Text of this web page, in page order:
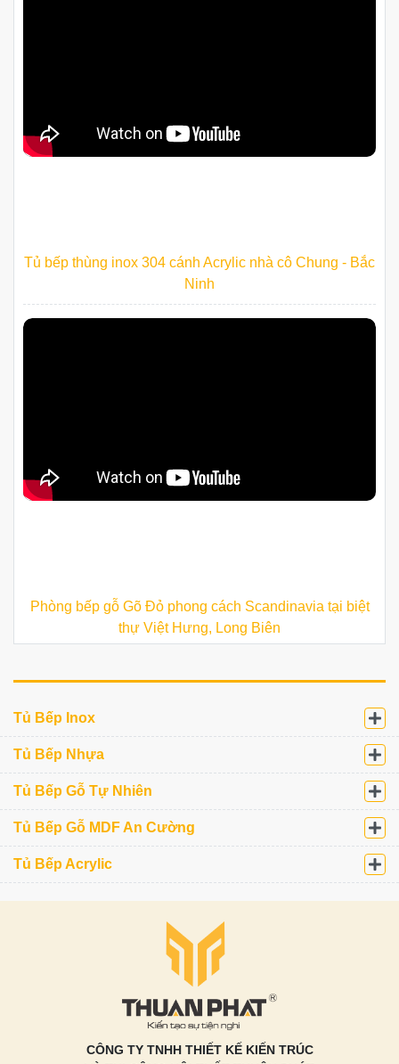
Tủ bếp thùng inox 304 cánh Acrylic nhà cô Chung - Bắc
Ninh
Phòng bếp gỗ Gõ Đỏ phong cách Scandinavia tại biệt
thự Việt Hưng, Long Biên
Tủ Bếp Inox
Tủ Bếp Nhựa
Tủ Bếp Gỗ Tự Nhiên
Tủ Bếp Gỗ MDF An Cường
Tủ Bếp Acrylic
CÔNG TY TNHH THIẾT KẾ KIẾN TRÚC